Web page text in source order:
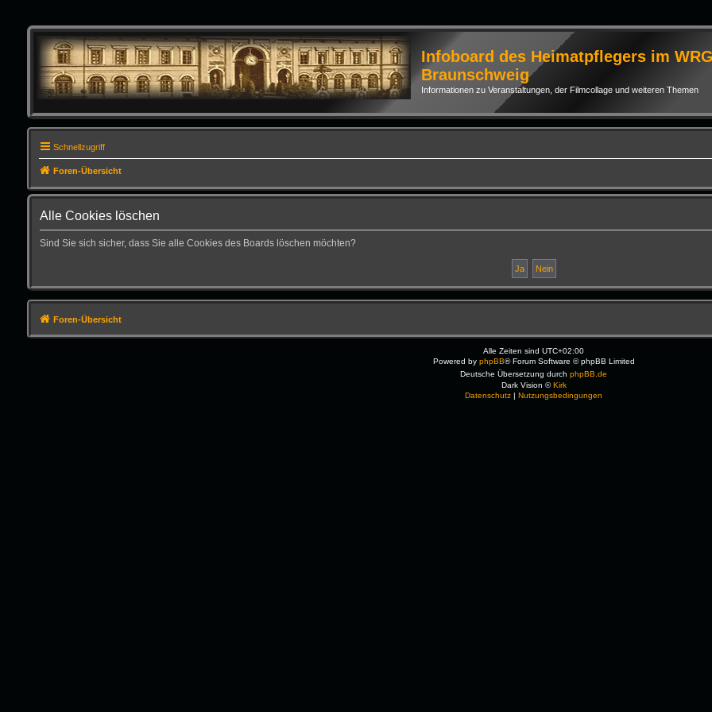
Infoboard des Heimatpflegers im WRG
Braunschweig
Informationen zu Veranstaltungen, der Filmcollage und weiteren Themen
Schnellzugriff
Foren-Übersicht
Alle Cookies löschen
Sind Sie sich sicher, dass Sie alle Cookies des Boards löschen möchten?
Foren-Übersicht
Alle Zeiten sindUTC+02:00
Powered by phpBB® Forum Software © phpBB Limited
Deutsche Übersetzung durchphpBB.de
Dark Vision ©Kirk
Datenschutz |Nutzungsbedingungen